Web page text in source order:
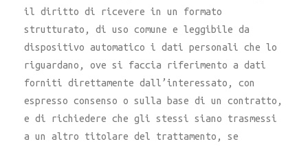
il diritto di ricevere in un formato
strutturato, di uso comune e leggibile da
dispositivo automatico i dati personali che lo
riguardano, ove si faccia riferimento a dati
forniti direttamente dall’interessato, con
espresso consenso o sulla base di un contratto,
e di richiedere che gli stessi siano trasmessi
a un altro titolare del trattamento, se